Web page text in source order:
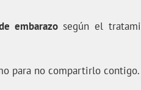
embarazosegún el
para no compartirlo contigo.